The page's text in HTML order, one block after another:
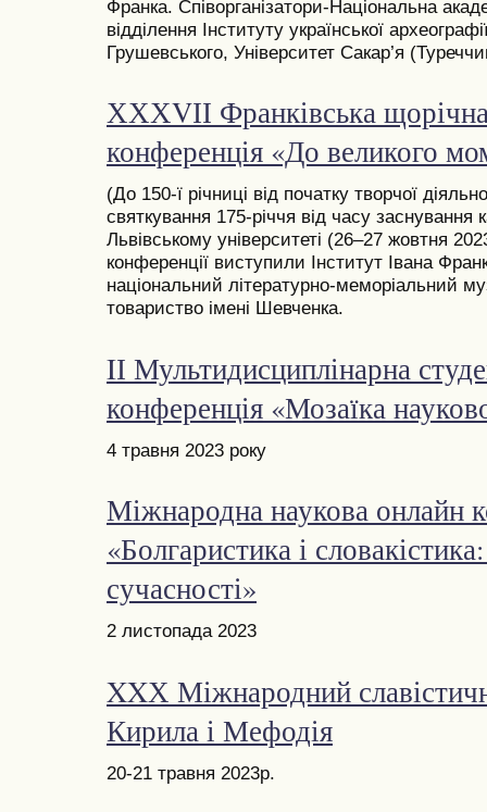
Франка. Співорганізатори-Національна
відділення Інституту української
Грушевського, Університет Сакар’я
ХХХVІІ Франківська
конференція «До великого
(До 150-ї річниці від початку творчої
святкування 175-річчя від часу заснування
Львівському університеті (26–27 жовтня
конференції виступили Інститут Івана
національний літературно-меморіальний
товариство імені Шевченка.
IІ Мультидисциплінарна
конференція «Мозаїка
4 травня 2023 року
Міжнародна наукова онлайн
«Болгаристика і
сучасності»
2 листопада 2023
XXХ Міжнародний
Кирила і Мефодія
20-21 травня 2023р.